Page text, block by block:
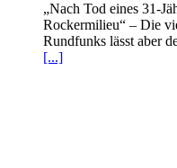
„Nach Tod eines 31-
Rockermilieu“ – Die
Rundfunks lässt aber
[...]